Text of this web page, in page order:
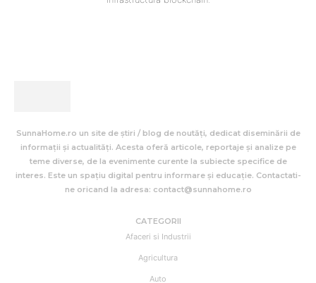
SunnaHome.ro un site de știri / blog de noutăți, dedicat diseminării de
informații și actualități. Acesta oferă articole, reportaje și analize pe
teme diverse, de la evenimente curente la subiecte specifice de
interes. Este un spațiu digital pentru informare și educație. Contactati-
ne oricand la adresa: contact@sunnahome.ro
CATEGORII
Afaceri si Industrii
Agricultura
Auto